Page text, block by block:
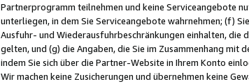
Partnerprogramm teilnehmen und keine Serviceangebote
unterliegen, in dem Sie Serviceangebote wahrnehmen; (f)
Ausfuhr- und Wiederausfuhrbeschränkungen einhalten, die
gelten, und (g) die Angaben, die Sie im Zusammenhang
indem Sie sich über die Partner-Website in Ihrem Konto
Wir machen keine Zusicherungen und übernehmen keine